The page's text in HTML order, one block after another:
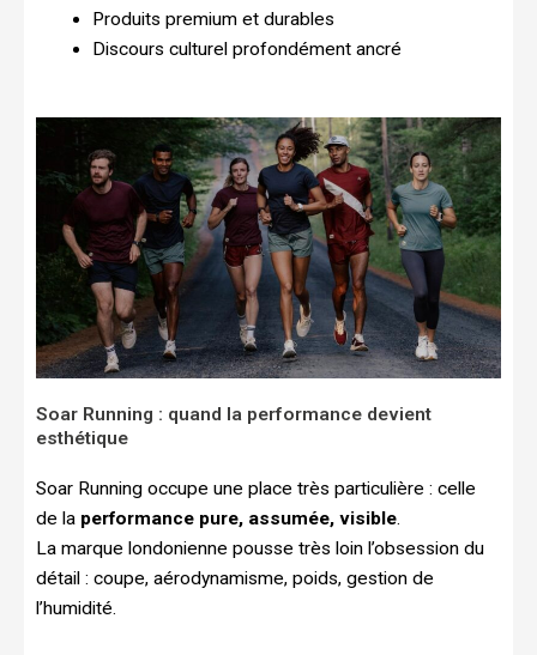
Produits premium et durables
Discours culturel profondément ancré
Soar Running : quand la performance devient
esthétique
Soar Running occupe une place très particulière : celle
de la performance pure, assumée, visible.
La marque londonienne pousse très loin l’obsession du
détail : coupe, aérodynamisme, poids, gestion de
l’humidité.